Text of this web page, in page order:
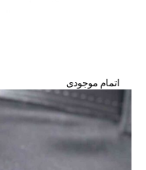
اتمام موجودی